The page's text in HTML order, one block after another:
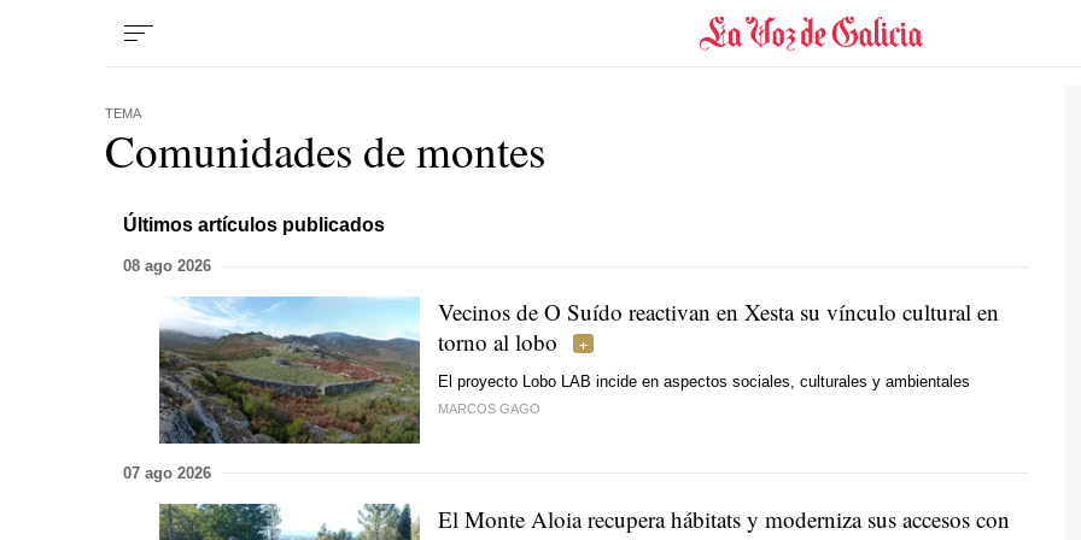
TEMA
Comunidades de montes
Últimos artículos publicados
08 ago 2026
Vecinos de O Suído reactivan en Xesta su vínculo cultural en
torno al lobo
El proyecto Lobo LAB incide en aspectos sociales, culturales y ambientales
MARCOS GAGO
07 ago 2026
El Monte Aloia recupera hábitats y moderniza sus accesos con